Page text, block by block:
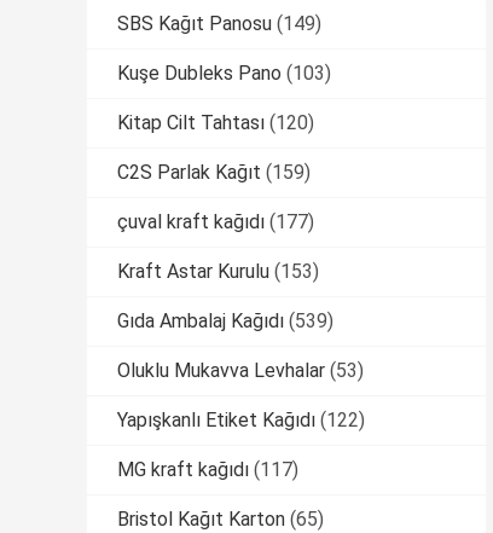
SBS Kağıt Panosu (149)
Kuşe Dubleks Pano (103)
Kitap Cilt Tahtası (120)
C2S Parlak Kağıt (159)
çuval kraft kağıdı (177)
Kraft Astar Kurulu (153)
Gıda Ambalaj Kağıdı (539)
Oluklu Mukavva Levhalar (53)
Yapışkanlı Etiket Kağıdı (122)
MG kraft kağıdı (117)
Bristol Kağıt Karton (65)